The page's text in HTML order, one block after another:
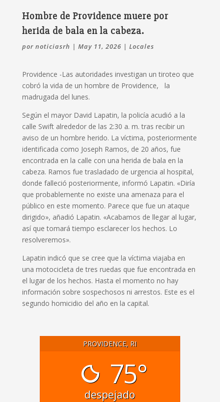
Hombre de Providence muere por
herida de bala en la cabeza.
por noticiasrh | May 11, 2026 | Locales
Providence -Las autoridades investigan un tiroteo que
cobró la vida de un hombre de Providence, la
madrugada del lunes.
Según el mayor David Lapatin, la policía acudió a la
calle Swift alrededor de las 2:30 a. m. tras recibir un
aviso de un hombre herido. La víctima, posteriormente
identificada como Joseph Ramos, de 20 años, fue
encontrada en la calle con una herida de bala en la
cabeza. Ramos fue trasladado de urgencia al hospital,
donde falleció posteriormente, informó Lapatin. «Diría
que probablemente no existe una amenaza para el
público en este momento. Parece que fue un ataque
dirigido», añadió Lapatin. «Acabamos de llegar al lugar,
así que tomará tiempo esclarecer los hechos. Lo
resolveremos».
Lapatin indicó que se cree que la víctima viajaba en
una motocicleta de tres ruedas que fue encontrada en
el lugar de los hechos. Hasta el momento no hay
información sobre sospechosos ni arrestos. Este es el
segundo homicidio del año en la capital.
PROVIDENCE, RI
75°
despejado